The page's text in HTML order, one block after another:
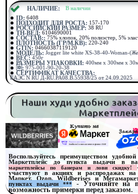
⠀НАЛИЧИЕ: ⠀В наличии
ID: 6408
ПОДХОДИТ ДЛЯ РОСТА: 157-170
РОССИЙСКИЙ РАЗМЕР: 38 RU
ТН-ВЕД: 6104690001
СОСТАВ:: 75% хлопок, 20% полиэстер, 5%
ПЛОТНОСТЬ (ГР/М.КВ): 220-240
GTIN: 04660387119120
МОДЕЛЬ: Jogger lite white XS-38-40-Woman-
ВЕС: 450г
РАЗМЕРЫ УПАКОВКИ: 400мм x 300мм x
🆔: 975-001-90-20-38
СЕРТИФИКАТ КАЧЕСТВА:
ЕАЭС N RU Д-RU.РА08.В.55938/25 от 24.09.2025
Наши худи удобно
Воспользуйтесь преимуществом
Маркетплейс до пункта выдачи в
маркетплейсы по банерам и лови скидку!
участвуют в акциях и распродажах на
Маркет, Ozon, Wildberises и
пунктах выдачи ***
- Уточняйте на
возможность примерки перед заказом.